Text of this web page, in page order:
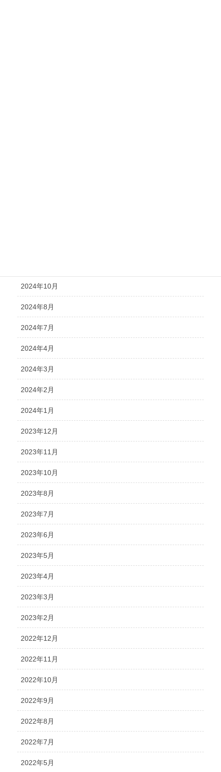
2024年10月
2024年8月
2024年7月
2024年4月
2024年3月
2024年2月
2024年1月
2023年12月
2023年11月
2023年10月
2023年8月
2023年7月
2023年6月
2023年5月
2023年4月
2023年3月
2023年2月
2022年12月
2022年11月
2022年10月
2022年9月
2022年8月
2022年7月
2022年5月